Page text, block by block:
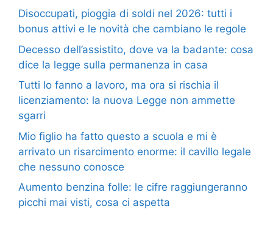
Disoccupati, pioggia di soldi nel 2026: tutti i
bonus attivi e le novità che cambiano le regole
Decesso dell’assistito, dove va la badante: cosa
dice la legge sulla permanenza in casa
Tutti lo fanno a lavoro, ma ora si rischia il
licenziamento: la nuova Legge non ammette
sgarri
Mio figlio ha fatto questo a scuola e mi è
arrivato un risarcimento enorme: il cavillo legale
che nessuno conosce
Aumento benzina folle: le cifre raggiungeranno
picchi mai visti, cosa ci aspetta